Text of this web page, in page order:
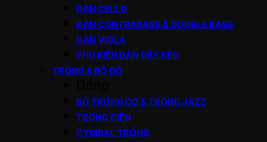
ĐÀN CELLO
ĐÀN CONTRABASS & DOUBLE BASS
ĐÀN VIOLA
PHỤ KIỆN ĐÀN DÂY KÉO
TRỐNG & BỘ GÕ
BỘ TRỐNG CƠ & TRỐNG JAZZ
TRỐNG ĐIỆN
CYMBAL TRỐNG